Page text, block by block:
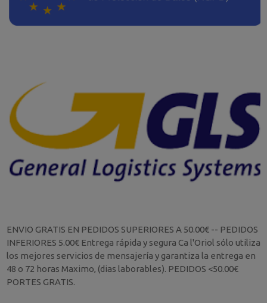
ENVIO GRATIS EN PEDIDOS SUPERIORES A 50.00€ -- PEDIDOS
INFERIORES 5.00€ Entrega rápida y segura Ca l'Oriol sólo utiliza
los mejores servicios de mensajería y garantiza la entrega en
48 o 72 horas Maximo, (dias laborables). PEDIDOS <50.00€
PORTES GRATIS.